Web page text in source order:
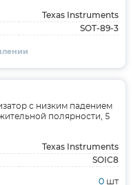
Texas Instruments
SOT-89-3
с низким падением
полярности, 5
Texas Instruments
SOIC8
0 шт